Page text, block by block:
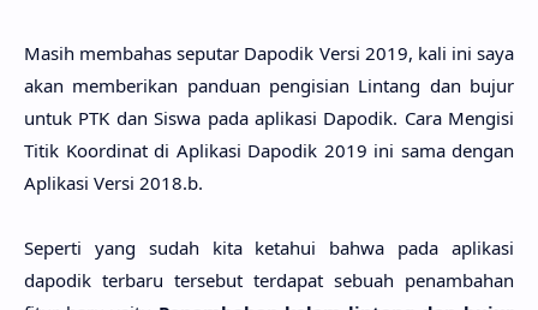
Masih membahas seputar Dapodik Versi 2019, kali ini saya
akan memberikan panduan pengisian Lintang dan bujur
untuk PTK dan Siswa pada aplikasi Dapodik. Cara Mengisi
Titik Koordinat di Aplikasi Dapodik 2019 ini sama dengan
Aplikasi Versi 2018.b.
Seperti yang sudah kita ketahui bahwa pada aplikasi
dapodik terbaru tersebut terdapat sebuah penambahan